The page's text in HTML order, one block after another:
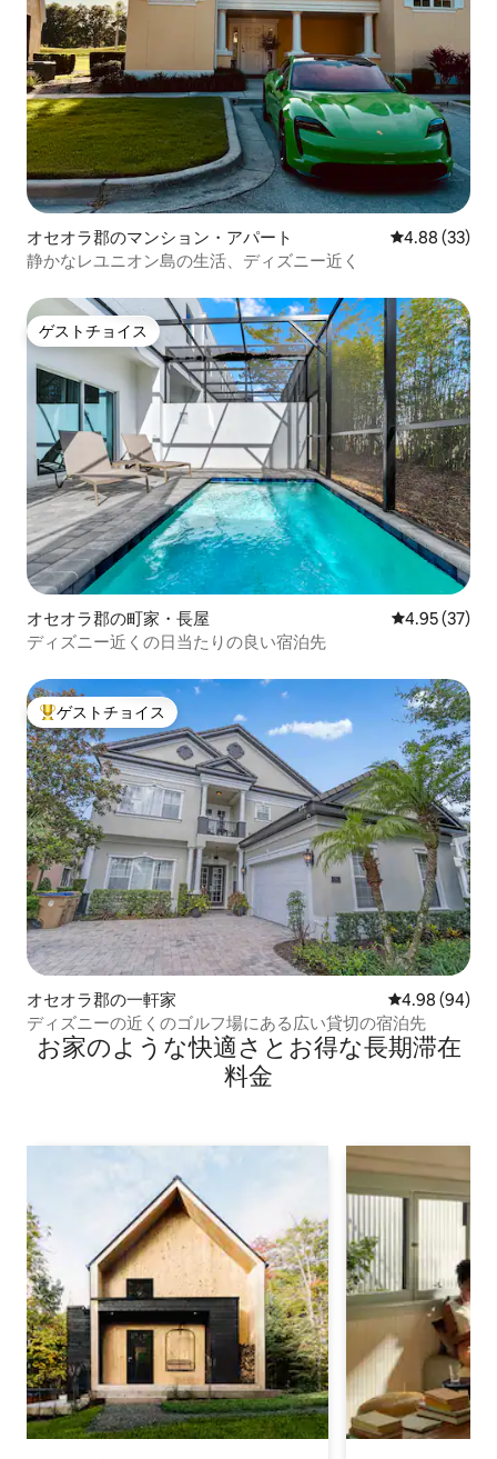
オセオラ郡のマンション・アパート レビュー33
4.88 (33)
静かなレユニオン島の生活、ディズニー近く
ゲストチョイス
ゲストチョイス
オセオラ郡の町家・長屋 レビュー37
4.95 (37)
ディズニー近くの日当たりの良い宿泊先
大好評のゲストチョイスです。
ゲストチョイス
オセオラ郡の一軒家 レビュー94件
4.98 (94)
ディズニーの近くのゴルフ場にある広い貸切の宿泊先
お家のような快⁠適⁠さ⁠とお⁠得⁠な長⁠期⁠滞⁠在
料⁠金